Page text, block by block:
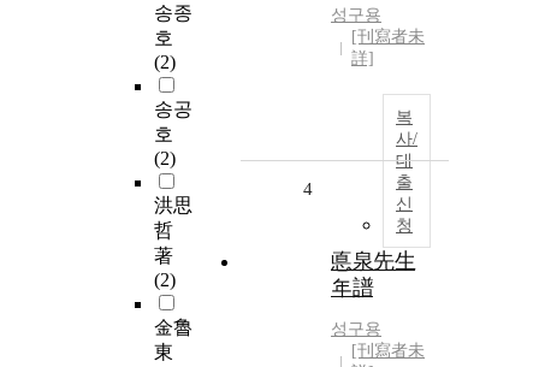
송종
호
(2)
송공
호
(2)
洪思
哲
著
(2)
金魯
東
성구용
[刊寫者未
詳]
복
사/
대
출
신
청
4
悳泉先生
年譜
성구용
[刊寫者未